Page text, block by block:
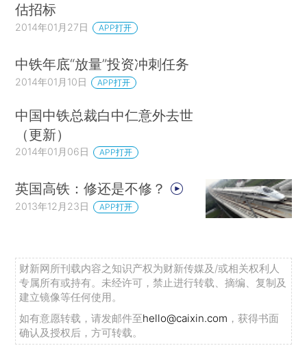
估招标
2014年01月27日 APP打开
中铁年底“放量”投资冲刺任务
2014年01月10日 APP打开
中国中铁总裁白中仁意外去世
（更新）
2014年01月06日 APP打开
英国高铁：修还是不修？
2013年12月23日 APP打开
财新网所刊载内容之知识产权为财新传媒及/或相关权利人
专属所有或持有。未经许可，禁止进行转载、摘编、复制及
建立镜像等任何使用。
如有意愿转载，请发邮件至hello@caixin.com ，获得书面
确认及授权后，方可转载。